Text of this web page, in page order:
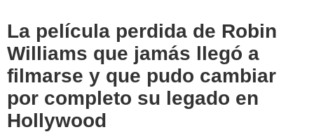
La película perdida de Robin
Williams que jamás llegó a
filmarse y que pudo cambiar
por completo su legado en
Hollywood